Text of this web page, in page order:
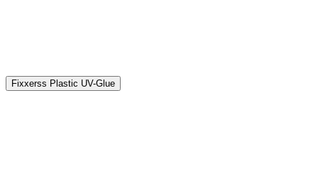
Fixxerss Plastic UV-Glue